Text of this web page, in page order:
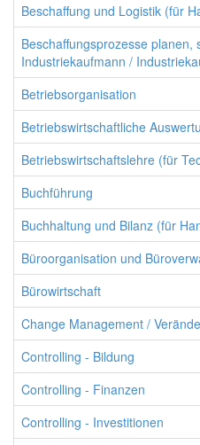
Beschaffung und Logistik (für
Beschaffungsprozesse
Industriekaufmann /
Betriebsorganisation
Betriebswirtschaftliche
Betriebswirtschaftslehre (für
Buchführung
Buchhaltung und Bilanz (für
Büroorganisation und
Bürowirtschaft
Change Management /
Controlling - Bildung
Controlling - Finanzen
Controlling - Investitionen